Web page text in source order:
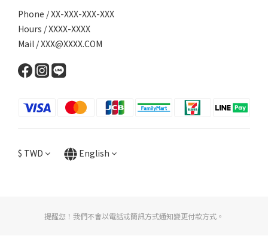
Phone / XX-XXX-XXX-XXX
Hours / XXXX-XXXX
Mail / XXX@XXXX.COM
$ TWD English
提醒您！我們不會以電話或簡訊方式通知變更付款方式。